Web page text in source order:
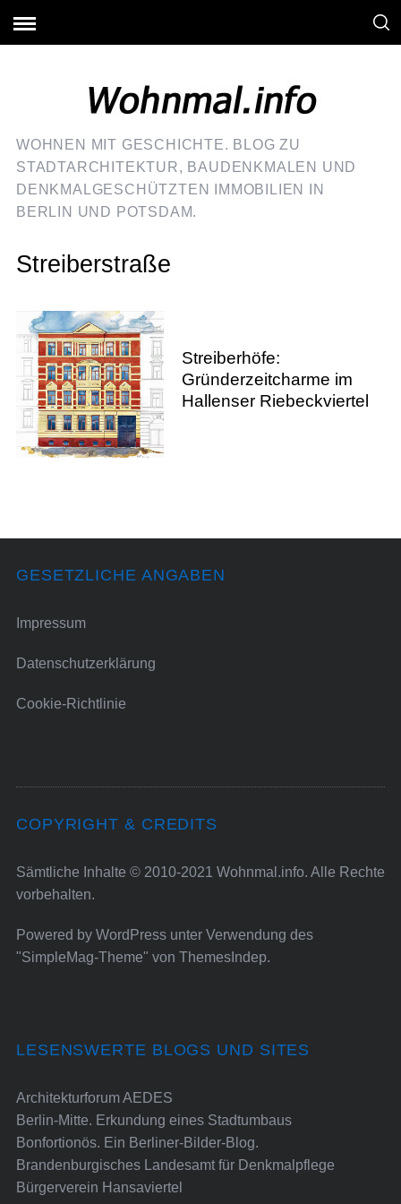
WOHNEN MIT GESCHICHTE. BLOG ZU
STADTARCHITEKTUR, BAUDENKMALEN UND
DENKMALGESCHÜTZTEN IMMOBILIEN IN
BERLIN UND POTSDAM.
Streiberstraße
Streiberhöfe:
Gründerzeitcharme im
Hallenser Riebeckviertel
GESETZLICHE ANGABEN
Impressum
Datenschutzerklärung
Cookie-Richtlinie
COPYRIGHT & CREDITS
Sämtliche Inhalte © 2010-2021 Wohnmal.info. Alle Rechte
vorbehalten.
Powered by WordPressunter Verwendung des
"SimpleMag-Theme" von ThemesIndep.
LESENSWERTE BLOGS UND SITES
Architekturforum AEDES
Berlin-Mitte. Erkundung eines Stadtumbaus
Bonfortionös. Ein Berliner-Bilder-Blog.
Brandenburgisches Landesamt für Denkmalpflege
Bürgerverein Hansaviertel